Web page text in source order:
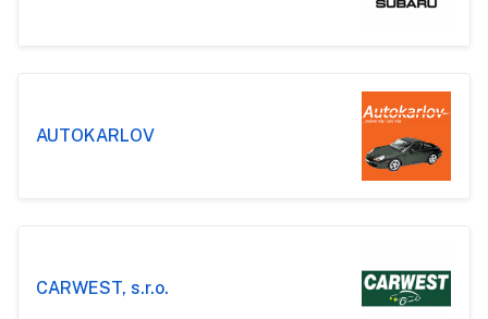
AUTOKARLOV
CARWEST, s.r.o.